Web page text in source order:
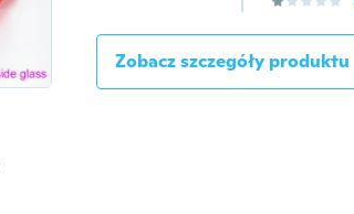
Zobacz szczegóły produktu